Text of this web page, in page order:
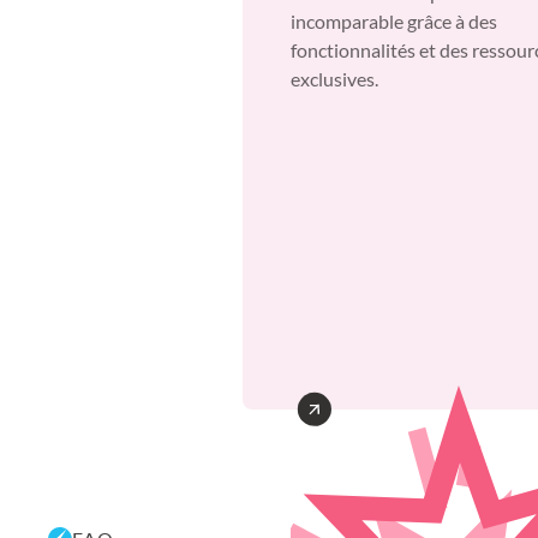
incomparable grâce à des
fonctionnalités et des
exclusives.